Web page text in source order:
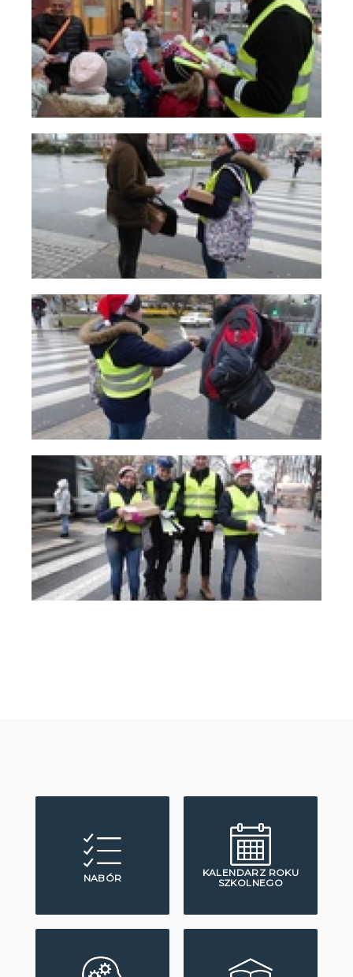
NABÓR
KALENDARZ ROKU
SZKOLNEGO